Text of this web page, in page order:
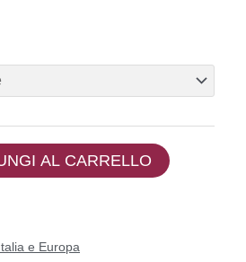
AL CARRELLO
e Europa